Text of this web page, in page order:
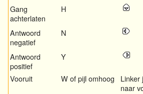
Gang
achterlaten
H
Antwoord
negatief
N
Antwoord
positief
Y
Vooruit W of pijl omhoog
Linker
naar